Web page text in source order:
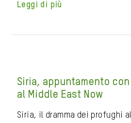
Leggi di più
Siria, appuntamento con
al Middle East Now
Siria, il dramma dei profughi